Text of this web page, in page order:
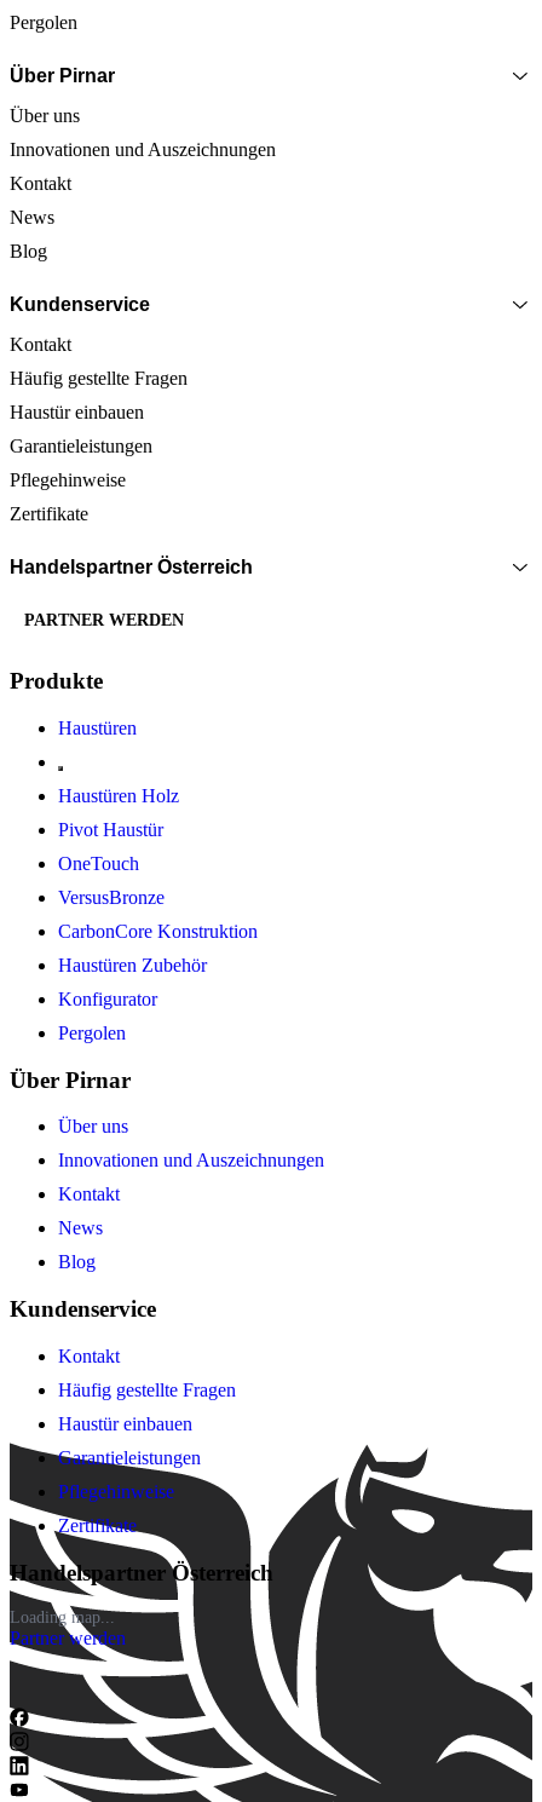
Pergolen
Über Pirnar
Über uns
Innovationen und Auszeichnungen
Kontakt
News
Blog
Kundenservice
Kontakt
Häufig gestellte Fragen
Haustür einbauen
Garantieleistungen
Pflegehinweise
Zertifikate
Handelspartner Österreich
PARTNER WERDEN
Produkte
Haustüren
Haustüren Holz
Pivot Haustür
OneTouch
VersusBronze
CarbonCore Konstruktion
Haustüren Zubehör
Konfigurator
Pergolen
Über Pirnar
Über uns
Innovationen und Auszeichnungen
Kontakt
News
Blog
Kundenservice
Kontakt
Häufig gestellte Fragen
Haustür einbauen
Garantieleistungen
Pflegehinweise
Zertifikate
Handelspartner Österreich
Loading map...
Partner werden